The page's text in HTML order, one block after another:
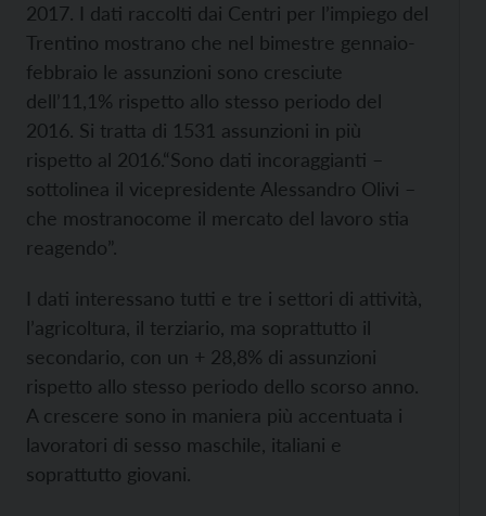
2017. I dati raccolti dai Centri per l’impiego del
Trentino mostrano che nel bimestre gennaio-
febbraio le assunzioni sono cresciute
dell’11,1% rispetto allo stesso periodo del
2016. Si tratta di 1531 assunzioni in più
rispetto al 2016.“Sono dati incoraggianti –
sottolinea il vicepresidente Alessandro Olivi –
che mostranocome il mercato del lavoro stia
reagendo”.
I dati interessano tutti e tre i settori di attività,
l’agricoltura, il terziario, ma soprattutto il
secondario, con un + 28,8% di assunzioni
rispetto allo stesso periodo dello scorso anno.
A crescere sono in maniera più accentuata i
lavoratori di sesso maschile, italiani e
soprattutto giovani.